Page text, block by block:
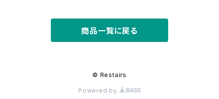
商品一覧に戻る
© Restairs
Powered by